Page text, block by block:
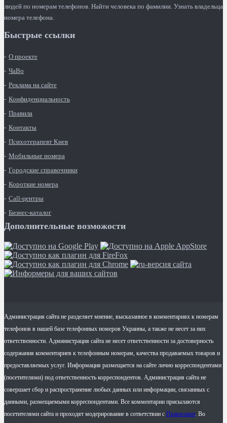
людей по номерам телефонов. Найти человека по фамилии. Узнать владельца
номера телефона.
Быстрые ссылки
О проекте
ЧаВо
Реклама на сайте
Конфиденциальность
Правила
Контакты
Психотерапевт Киев
Мобильные номера
Городские справочники
Короткие номера
Call-центры
Бизнес-каталог
Дополнительные возможости
Администрация сайта не разделяет мнение, высказанное в комментариях к номерам
телефонов в нашей базе телефонных номеров Украины, а также не несет за них
ответственности. Администрация сайта не несет ответственности за достоверность
содержания комментариев к телефонным номерам, качества продаваемых товаров и
предоставляемых услуг. Информация размещается на сайте лично корреспондентами
(посетителями) под ответственность корреспондентов. Администрация сайта не
совершает сбор и распространение любых данных или информации, связанных с
данными, размещаемыми корреспондентами. Все комментарии присылаются
посетителями сайта и проходят модерирование в сответствии с Правилами. Во